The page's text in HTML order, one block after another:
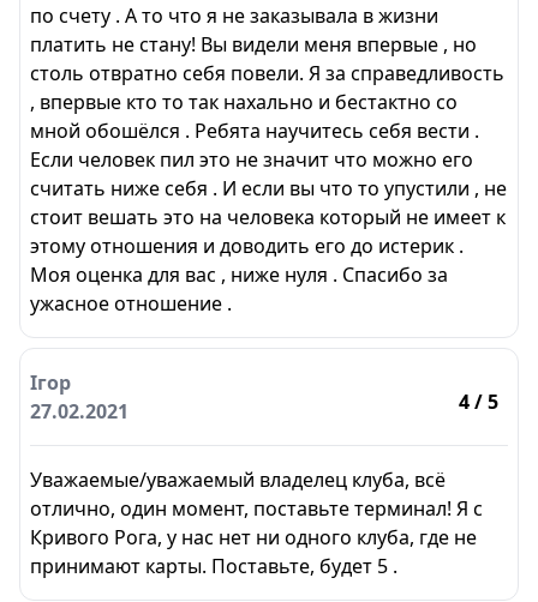
по счету . А то что я не заказывала в жизни
платить не стану! Вы видели меня впервые , но
столь отвратно себя повели. Я за справедливость
, впервые кто то так нахально и бестактно со
мной обошёлся . Ребята научитесь себя вести .
Если человек пил это не значит что можно его
считать ниже себя . И если вы что то упустили , не
стоит вешать это на человека который не имеет к
этому отношения и доводить его до истерик .
Моя оценка для вас , ниже нуля . Спасибо за
ужасное отношение .
Ігор
27.02.2021
4/ 5
Уважаемые/уважаемый владелец клуба, всё
отлично, один момент, поставьте терминал! Я с
Кривого Рога, у нас нет ни одного клуба, где не
принимают карты. Поставьте, будет 5 .